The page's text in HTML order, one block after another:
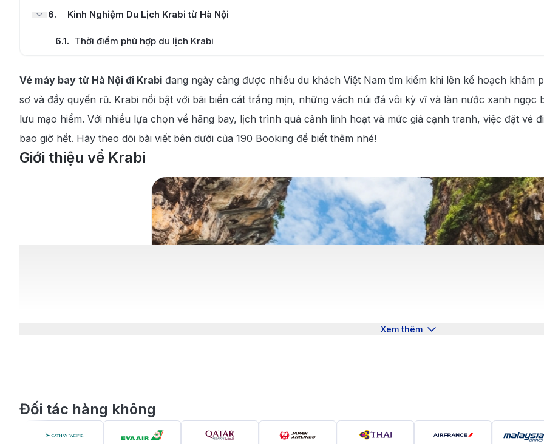
6. Kinh Nghiệm Du Lịch Krabi từ Hà Nội
6.1. Thời điểm phù hợp du lịch Krabi
6.3 Các món ăn ngon tại Krabi bạn nên thử một lần
Vé máy bay từ Hà Nội đi Krabi đang ngày càng được nhiều du khách Việt Nam tìm kiếm khi lên kế hoạch khám
sơ và đầy quyến rũ. Krabi nổi bật với bãi biển cát trắng mịn, những vách núi đá vôi kỳ vĩ và làn nước xanh
lưu mạo hiểm. Với nhiều lựa chọn về hãng bay, lịch trình quá cảnh linh hoạt và mức giá cạnh tranh, việc đặt vé
bao giờ hết. Hãy theo dõi bài viết bên dưới của 190 Booking để biết thêm nhé!
Giới thiệu về Krabi
Xem thêm
Đối tác hàng không